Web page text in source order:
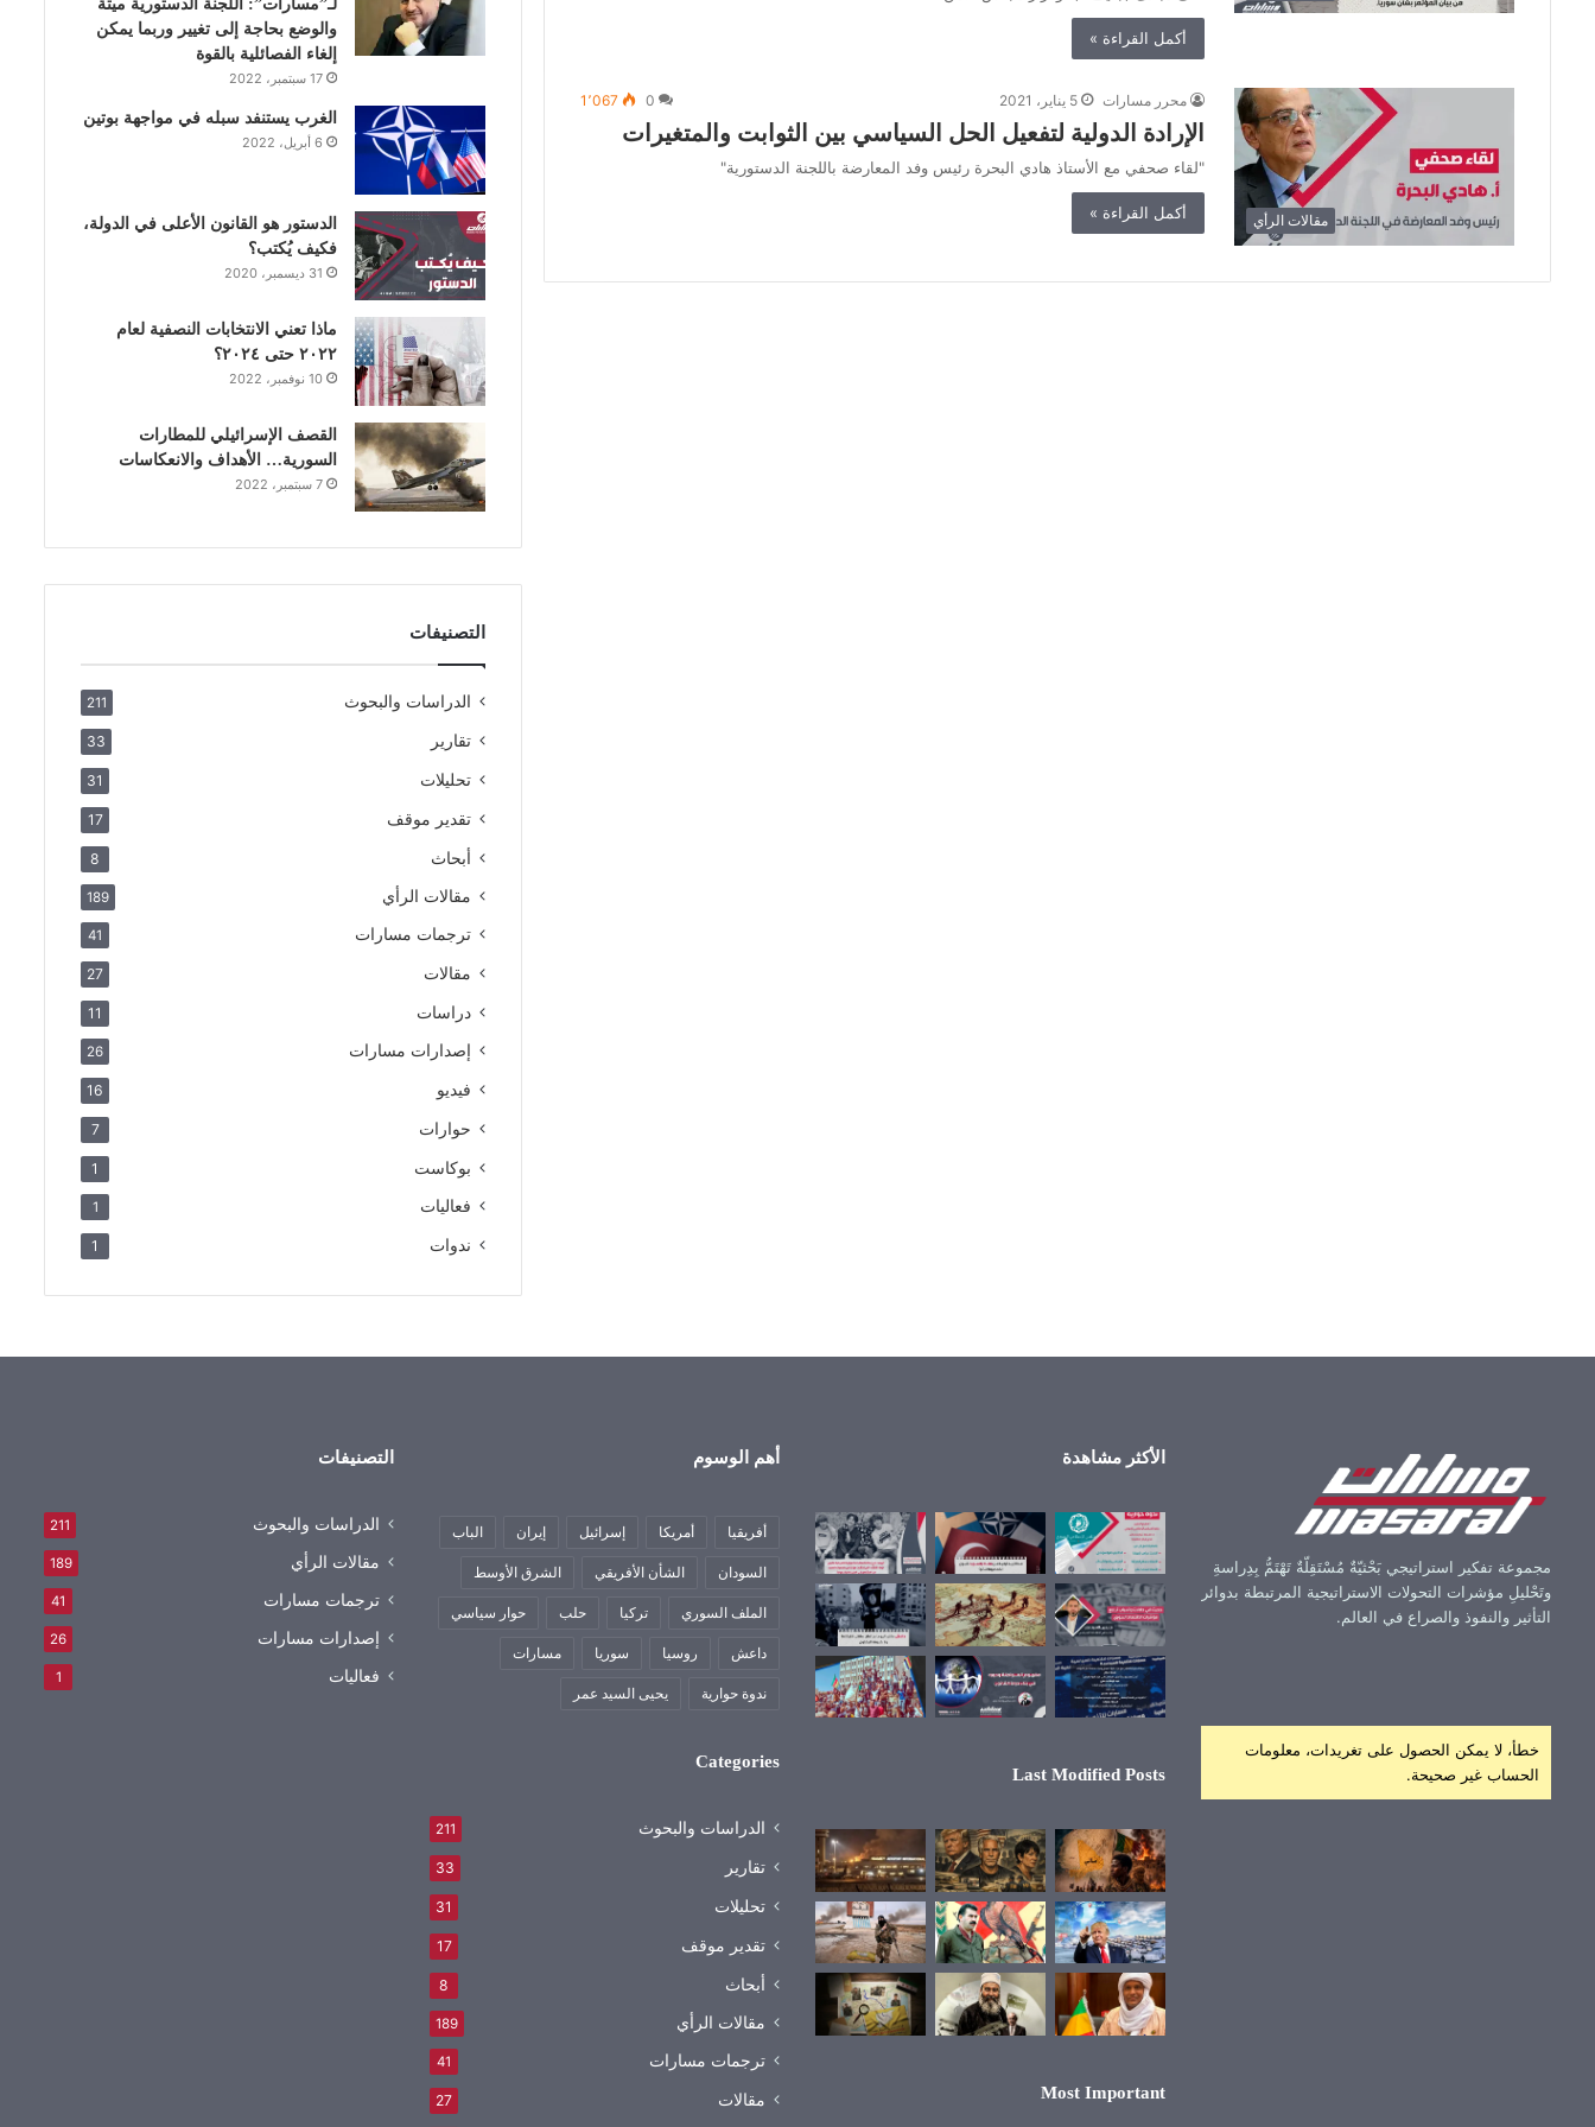
أكمل القراءة »
مقالات الرأي
محرر مسارات 5 يناير، 2021 0 1٬067
الإرادة الدولية لتفعيل الحل السياسي بين الثوابت والمتغيرات
"لقاء صحفي مع الأستاذ هادي البحرة رئيس وفد المعارضة باللجنة الدستورية"
أكمل القراءة »
ن
ا
لـ”مسارات”: اللجنة الدستورية ميتة
والوضع بحاجة إلى تغيير وربما يمكن
إلغاء الفصائلية بالقوة
17 سبتمبر، 2022
الغرب يستنفد سبله في مواجهة بوتين
6 أبريل، 2022
الدستور هو القانون الأعلى في الدولة،
فكيف يُكتب؟
31 ديسمبر، 2020
ماذا تعني الانتخابات النصفية لعام
٢٠٢٢ حتى ٢٠٢٤؟
10 نوفمبر، 2022
القصف الإسرائيلي للمطارات
السورية… الأهداف والانعكاسات
7 سبتمبر، 2022
التصنيفات
الدراسات والبحوث 211
تقارير 33
تحليلات 31
تقدير موقف 17
أبحاث 8
مقالات الرأي 189
ترجمات مسارات 41
مقالات 27
دراسات 11
إصدارات مسارات 26
فيديو 16
حوارات 7
بوكاست 1
فعاليات 1
ندوات 1
مجموعة تفكير استراتيجي بَحْثيّةٌ مُسْتَقِلّةٌ تَهْتَمُّ بِدِراسةِ
وتَحْليلِ مؤشرات التحولات الاستراتيجية المرتبطة بدوائر
التأثير والنفوذ والصراع في العالم.
خطأ، لا يمكن الحصول على تغريدات، معلومات
الحساب غير صحيحة.
الأكثر مشاهدة
Last Modified Posts
Most Important
أهم الوسوم
أفريقيا أمريكا إسرائيل إيران الباب
السودان الشأن الأفريقي الشرق الأوسط
الملف السوري تركيا حلب حوار سياسي
داعش روسيا سوريا مسارات
ندوة حوارية يحيى السيد عمر
Categories
الدراسات والبحوث 211
تقارير 33
تحليلات 31
تقدير موقف 17
أبحاث 8
مقالات الرأي 189
ترجمات مسارات 41
مقالات 27
التصنيفات
الدراسات والبحوث 211
مقالات الرأي 189
ترجمات مسارات 41
إصدارات مسارات 26
فعاليات 1